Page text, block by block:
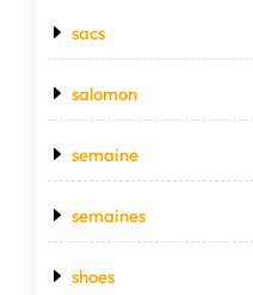
sacs
salomon
semaine
semaines
shoes